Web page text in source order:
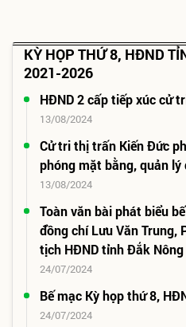
KỲ HỌP THỨ 8, HĐND
2021-2026
HĐND 2 cấp tiếp xúc cử
13/08/2024
Cử tri thị trấn Kiến Đức
phóng mặt bằng, quản lý
13/08/2024
Toàn văn bài phát biểu
đồng chí Lưu Văn Trung,
tịch HĐND tỉnh Đắk Nông
24/07/2024
Bế mạc Kỳ họp thứ 8,
24/07/2024